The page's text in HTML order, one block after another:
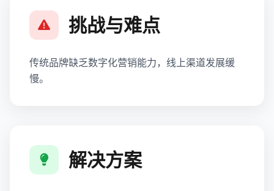
挑战与难点
传统品牌缺乏数字化营销能力，线上渠道发展缓
慢。
解决方案